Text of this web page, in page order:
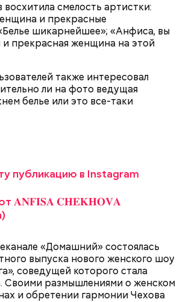
смелость артистки:
и прекрасные
шикарнейшее»; «Анфиса, вы
и прекрасная женщина на этой
также интересовал
ли на фото ведущая
белье или это все-таки
публикацию в Instagram
от 𝐀𝐍𝐅𝐈𝐒𝐀 𝐂𝐇𝐄𝐊𝐇𝐎𝐕𝐀
«Домашний» состоялась
выпуска нового женского шоу
соведущей которого стала
Своими размышлениями о женском
и обретении гармонии Чехова
на месте и не двигаться;
«поймать» молнию или
металлическими
мы постоянно были на ногах.
ездили делать замеры радиации.
до выезда — на отдых. Работа и
предельно допустимой дозы
где он до 3 мая проверял на
зараженности
совершают паломнические
мощам Святителя
находятся в Италии. 19 декабря
Зимний, а 22 мая Никола вешний
день установлен в память об
чудотворцу